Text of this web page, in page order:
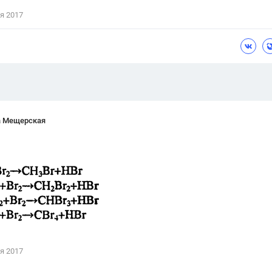
Красота,
2017
Мещерская
2017